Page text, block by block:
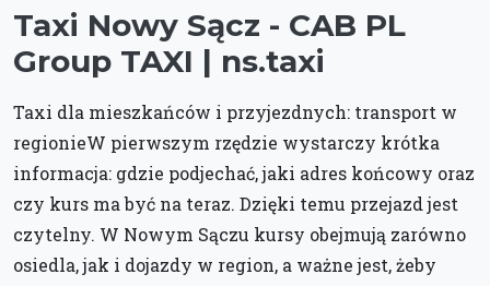
Taxi Nowy Sącz - CAB PL
Group TAXI | ns.taxi
Taxi dla mieszkańców i przyjezdnych: transport w
regionieW pierwszym rzędzie wystarczy krótka
informacja: gdzie podjechać, jaki adres końcowy oraz
czy kurs ma być na teraz. Dzięki temu przejazd jest
czytelny. W Nowym Sączu kursy obejmują zarówno
osiedla, jak i dojazdy w region, a ważne jest, żeby